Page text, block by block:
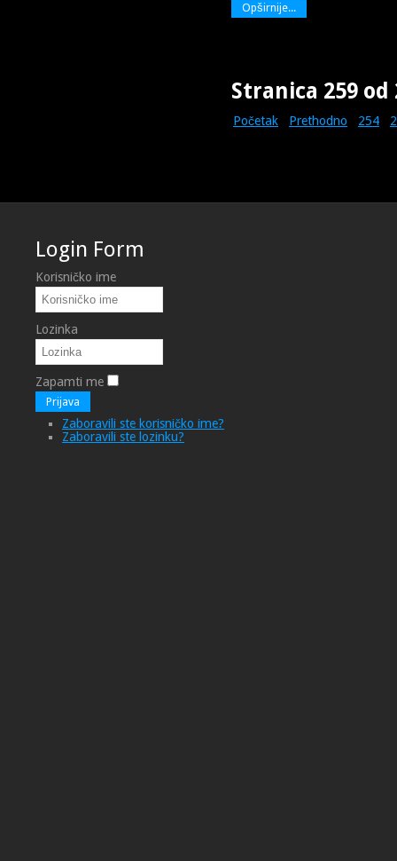
Opširnije...
Stranica 259 od
Početak Prethodno 254
Login Form
Korisničko ime
Lozinka
Zapamti me
Prijava
Zaboravili ste korisničko ime?
Zaboravili ste lozinku?